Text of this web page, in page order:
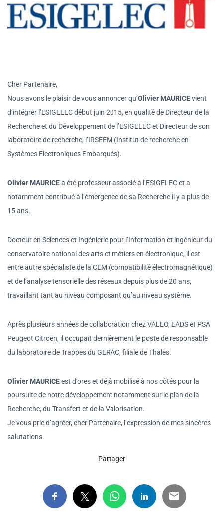
Cher Partenaire,
Nous avons le plaisir de vous annoncer qu’Olivier MAURICEvient
d’intégrer l’ESIGELEC début juin 2015, en qualité de Directeur de la
Recherche et du Développement de l’ESIGELEC et Directeur de son
laboratoire de recherche, l’IRSEEM (Institut de recherche en
Systèmes Electroniques Embarqués).
Olivier MAURICEa été professeur associé à l’ESIGELEC et a
notamment contribué à l’émergence de sa Recherche il y a plus de
15 ans.
Docteur en Sciences et Ingénierie pour l’Information et ingénieur du
conservatoire national des arts et métiers en électronique, il est
entre autre spécialiste de la CEM (compatibilité électromagnétique)
et de l’analyse tensorielle des réseaux depuis plus de 20 ans,
travaillant tant au niveau composant qu’au niveau système.
Après plusieurs années de collaboration chez VALEO, EADS et PSA
Peugeot Citroën, il occupait dernièrement le poste de responsable
du laboratoire de Trappes du GERAC, filiale de Thales.
Olivier MAURICEest d’ores et déjà mobilisé à nos côtés pour la
poursuite de notre développement notamment sur le plan de la
Recherche, du Transfert et de la Valorisation.
Je vous prie d’agréer, cher Partenaire, l’expression de mes sincères
salutations.
Partager